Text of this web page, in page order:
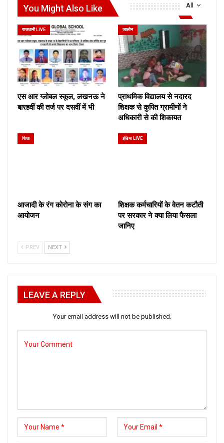
All
You Might Also Like
राजधानी LIVE
एस आर ग्लोबल स्कूल, लखनऊ ने
बारहवीं की तर्ज पर दसवीं में भी
जालौन
प्राथमिक विद्यालय से नदारद
शिक्षक से कुपित ग्रामीणों ने
अधिकारी से की शिकायत
शिक्षा
आजादी के रंग कोरोना के संग का
आयोजन
इंडिया LIVE
शिक्षक कर्मचारियों के वेतन कटौती
पर सरकार ने क्या लिया फैसला
जानिए
PREV NEXT
LEAVE A REPLY
Your email address will not be published.